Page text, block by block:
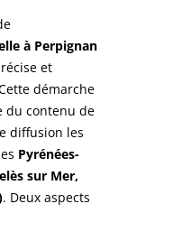
à Perpignan
et
démarche
du contenu de
diffusion les
Pyrénées-
sur Mer,
. Deux aspects